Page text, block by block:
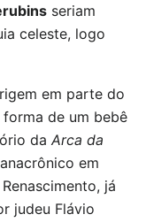
seriam
celeste, logo
em parte do
de um bebê
da Arca da
em
já
judeu Flávio